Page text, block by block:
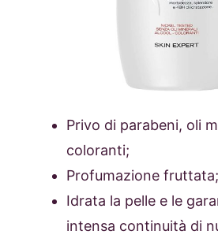
Privo di parabeni, oli
coloranti;
Profumazione fruttata;
Idrata la pelle e le
intensa continuità di